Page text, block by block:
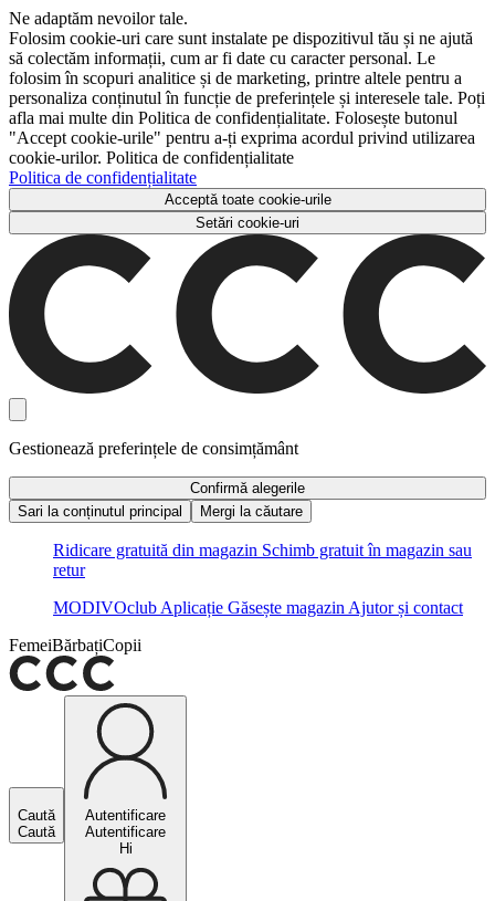
Ne adaptăm nevoilor tale.
Folosim cookie-uri care sunt instalate pe dispozitivul tău și ne ajută
să colectăm informații, cum ar fi date cu caracter personal. Le
folosim în scopuri analitice și de marketing, printre altele pentru a
personaliza conținutul în funcție de preferințele și interesele tale. Poți
afla mai multe din Politica de confidențialitate. Folosește butonul
"Accept cookie-urile" pentru a-ți exprima acordul privind utilizarea
cookie-urilor. Politica de confidențialitate
Politica de confidențialitate
Acceptă toate cookie-urile
Setări cookie-uri
Gestionează preferințele de consimțământ
Confirmă alegerile
Sari la conținutul principal
Mergi la căutare
Ridicare gratuită din magazin Schimb gratuit în magazin sau
retur
MODIVOclub Aplicație Găsește magazin Ajutor și contact
FemeiBărbațiCopii
Caută
Caută
Autentificare
Autentificare
Hi